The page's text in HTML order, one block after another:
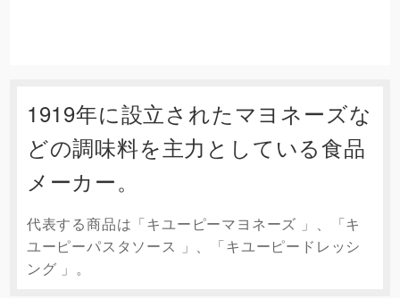
1919年に設立されたマヨネーズな
どの調味料を主力としている食品
メーカー。
代表する商品は「キユーピーマヨネーズ 」、「キ
ユーピーパスタソース 」、「キユーピードレッシ
ング 」。